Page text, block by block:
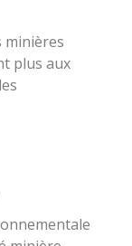
minières
plus aux